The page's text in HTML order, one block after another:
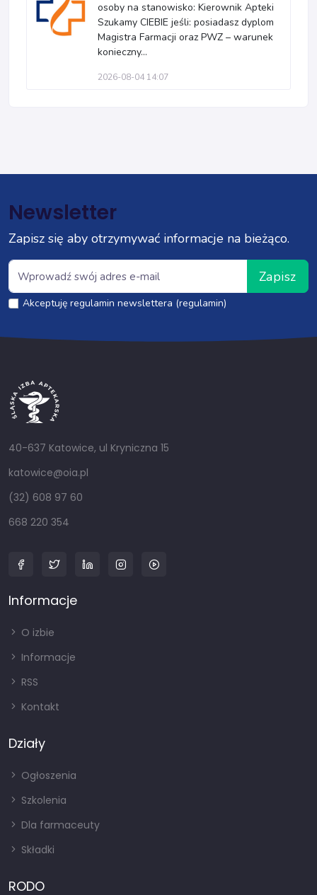
osoby na stanowisko: Kierownik Apteki
Szukamy CIEBIE jeśli: posiadasz dyplom
Magistra Farmacji oraz PWZ – warunek
konieczny...
2026-08-04 14:07
Newsletter
Zapisz się aby otrzymywać informacje na bieżąco.
Zapisz
Akceptuję regulamin newslettera (regulamin)
40-637 Katowice, ul Kryniczna 15
katowice@oia.pl
(32) 608 97 60
668 220 354
Informacje
O izbie
Informacje
RSS
Kontakt
Działy
Ogłoszenia
Szkolenia
Dla farmaceuty
Składki
RODO